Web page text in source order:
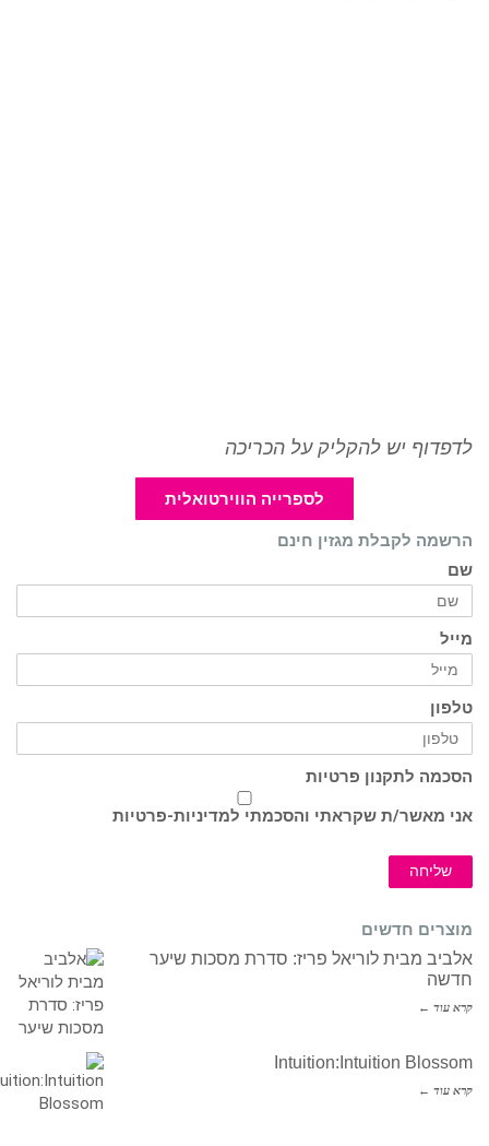
לדפדוף יש להקליק על הכריכה
לספרייה הווירטואלית
הרשמה לקבלת מגזין חינם
שם
מייל
טלפון
הסכמה לתקנון פרטיות
אני מאשר/ת שקראתי והסכמתי למדיניות-פרטיות
שליחה
מוצרים חדשים
אלביב מבית לוריאל פריז: סדרת מסכות שיער
חדשה
קרא עוד ←
Intuition:Intuition Blossom
קרא עוד ←